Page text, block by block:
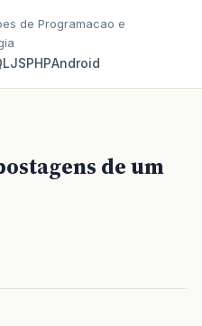
de Programacao e
JSPHPAndroid
de um